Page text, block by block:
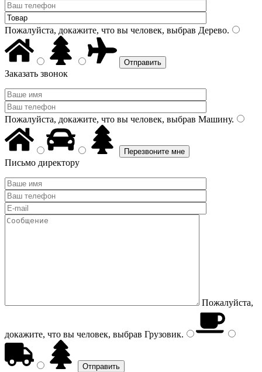
Пожалуйста, докажите, что вы человек, выбрав Дерево.
Заказать звонок
Пожалуйста, докажите, что вы человек, выбрав Машину.
Письмо директору
Пожалуйста,
докажите, что вы человек, выбрав Грузовик.